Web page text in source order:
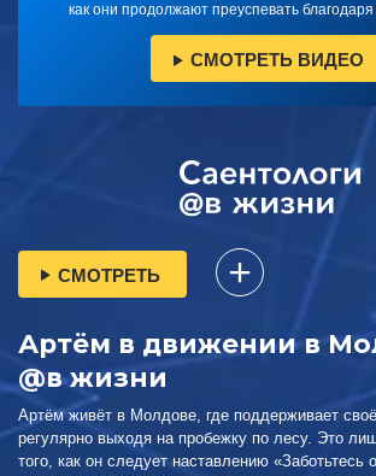
как они продолжают преуспевать
СМОТРЕТЬ ВИДЕО
СМОТРЕТЬ
Артём в движении в
@в жизни
Артём живёт в Молдове, где поддерживает
регулярно выходя на пробежку по лесу. Это
того, как он следует наставлению «Заботьтесь